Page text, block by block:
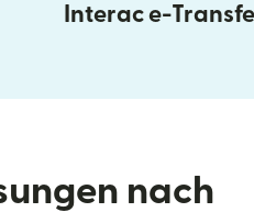
Interac e-
nach